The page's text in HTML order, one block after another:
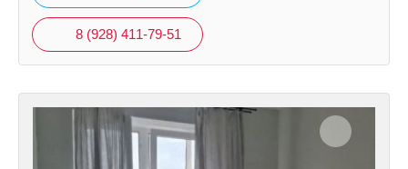
8 (928) 411-79-51